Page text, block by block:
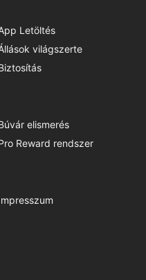
Letöltés
világszerte
elismerés
Reward rendszer